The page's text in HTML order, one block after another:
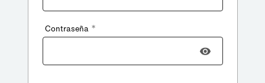
Contraseña *